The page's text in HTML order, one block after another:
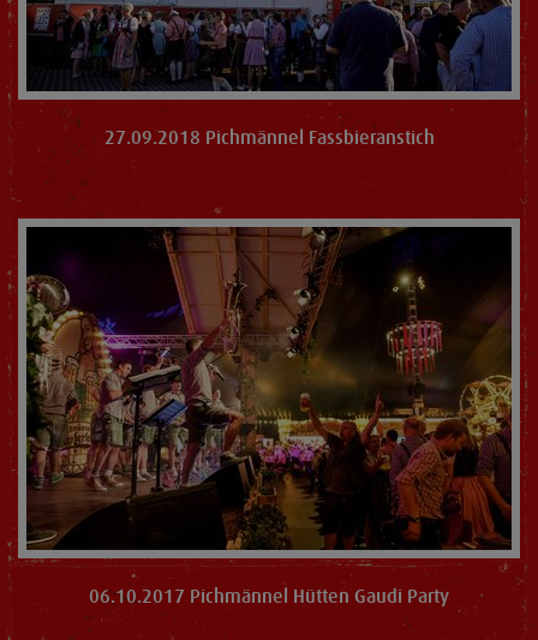
27.09.2018 Pichmännel Fassbieranstich
06.10.2017 Pichmännel Hütten Gaudi Party